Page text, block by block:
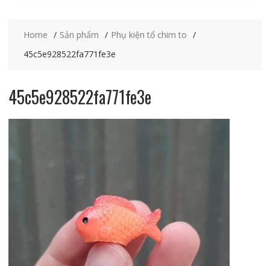
Home Sản phẩm
Phụ kiện tổ chim to
45c5e928522fa771fe3e
45c5e928522fa771fe3e